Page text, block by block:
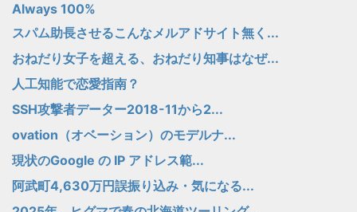
Always 100%
スパム助長させるこんなメルアドサイト無く...
おねだり女子を超える、おねだり知事はなぜ...
人工知能で恋愛指南？
SSH攻撃者データー2018-11から2...
ovation（オベーション）のモデルナ...
現状のGoogle の IP アドレス範...
阿武町4,630万円誤振り込み・気になる...